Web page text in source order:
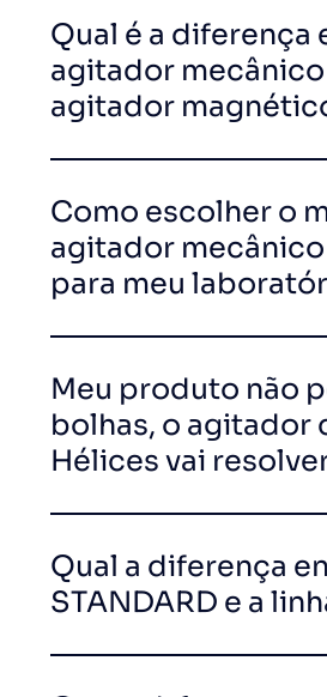
Qual é a diferença
agitador mecânico
agitador
Como escolher o
agitador
para meu
Meu produto não
bolhas, o agitador
Hélices vai
Qual a diferença
STANDARD e a